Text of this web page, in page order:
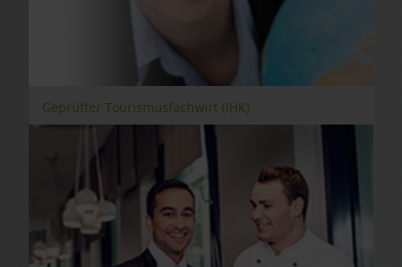
Geprüfter Tourismusfachwirt (IHK)